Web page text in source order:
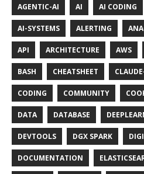
AGENTIC-AI AI AI CODING
AI-SYSTEMS ALERTING
API ARCHITECTURE AWS
BASH CHEATSHEET
CODING COMMUNITY
DATA DATABASE
DEVTOOLS DGX SPARK
DOCUMENTATION